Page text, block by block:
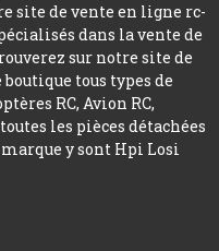
site de vente en ligne rc-
dans la vente de
sur notre site de
tous types de
RC, Avion RC,
les pièces détachées
y sont Hpi Losi